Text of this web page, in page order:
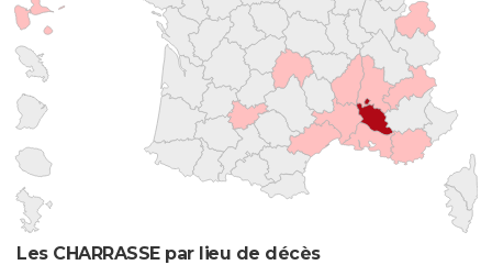
Les CHARRASSE par lieu de décès